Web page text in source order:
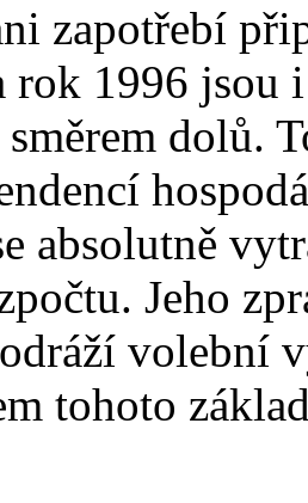
zapotřebí
rok 1996
dolů.
absolutně
Jeho
volební
tohoto